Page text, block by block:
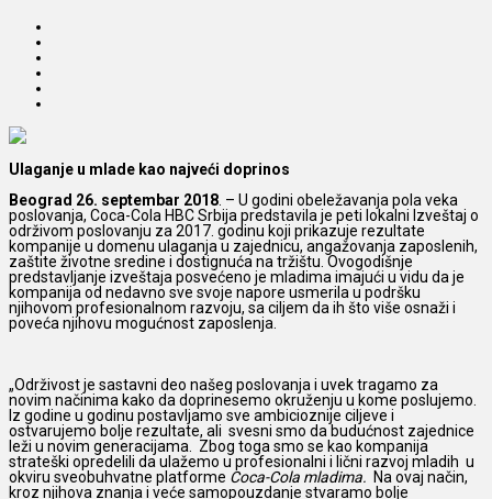
Ulaganje u mlade kao najveći doprinos
Beograd 26. septembar 2018 . – U godini obeležavanja pola veka
poslovanja, Coca-Cola HBC Srbija predstavila je peti lokalni Izveštaj o
održivom poslovanju za 2017. godinu koji prikazuje rezultate
kompanije u domenu ulaganja u zajednicu, angažovanja zaposlenih,
zaštite životne sredine i dostignuća na tržištu. Ovogodišnje
predstavljanje izveštaja posvećeno je mladima imajući u vidu da je
kompanija od nedavno sve svoje napore usmerila u podršku
njihovom profesionalnom razvoju, sa ciljem da ih što više osnaži i
poveća njihovu mogućnost zaposlenja.
„Održivost je sastavni deo našeg poslovanja i uvek tragamo za
novim načinima kako da doprinesemo okruženju u kome poslujemo.
Iz godine u godinu postavljamo sve ambicioznije ciljeve i
ostvarujemo bolje rezultate, ali svesni smo da budućnost zajednice
leži u novim generacijama. Zbog toga smo se kao kompanija
strateški opredelili da ulažemo u profesionalni i lični razvoj mladih u
okviru sveobuhvatne platforme Coca-Cola mladima. Na ovaj način,
kroz njihova znanja i veće samopouzdanje stvaramo bolje